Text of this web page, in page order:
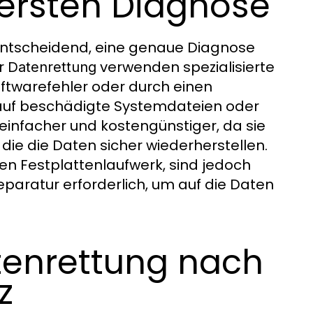
eine genaue Diagnose
Datenrettung verwenden spezialisierte
oder durch einen
beschädigte Systemdateien oder
und kostengünstiger, da sie
die Daten sicher wiederherstellen.
Festplattenlaufwerk, sind jedoch
erforderlich, um auf die Daten
nach